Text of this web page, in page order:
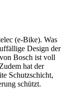
(e-Bike). Was
Design der
Bosch ist voll
hat der
Schutzschicht,
schützt.